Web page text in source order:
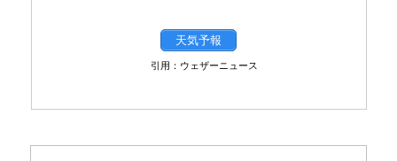
天気予報
引用：ウェザーニュース